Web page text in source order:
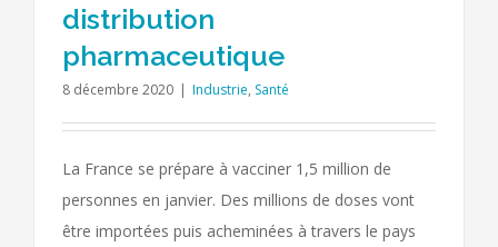
distribution
pharmaceutique
8 décembre 2020 | Industrie, Santé
La France se prépare à vacciner 1,5 million de
personnes en janvier. Des millions de doses vont
être importées puis acheminées à travers le pays